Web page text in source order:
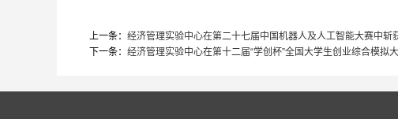
上一条： 经济管理实验中心在第二十七届中国机器人及人工智能大赛中斩
下一条： 经济管理实验中心在第十二届“学创杯”全国大学生创业综合模拟